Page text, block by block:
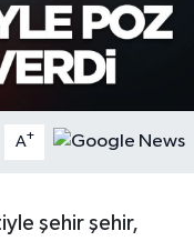
A+
şehir şehir,